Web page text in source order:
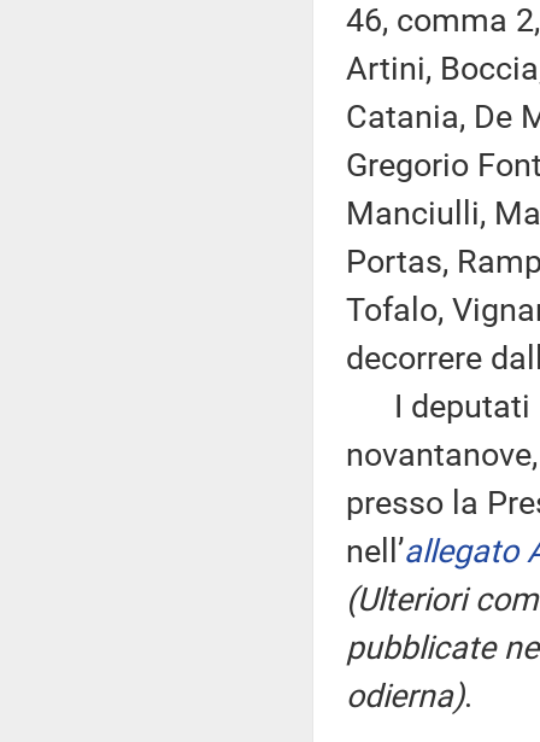
46, comma
Artini,
Catania, De
Gregorio
Manciulli,
Portas,
Tofalo,
decorrere
I deputati
presso la
nell’allegato
(Ulteriori
pubblicate
odierna).